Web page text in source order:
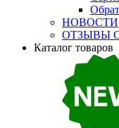
НОВОСТИ
ОТЗЫВЫ
Каталог товаров